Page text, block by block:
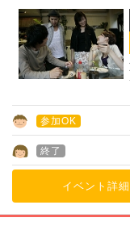
参加OK
終了
イベント詳